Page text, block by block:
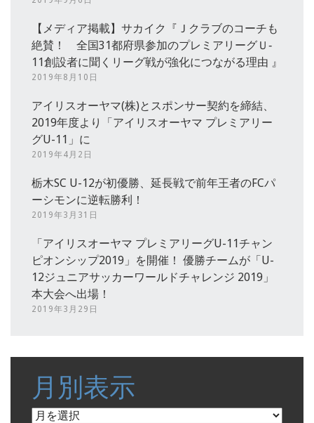
【メディア掲載】サカイク『Ｊクラブのコーチも
絶賛！ 全国31都府県参加のプレミアリーグＵ‐
11創設者に聞くリーグ戦が強化につながる理由 』
2019年8月10日
アイリスオーヤマ(株)とスポンサー契約を締結、
2019年度より「アイリスオーヤマ プレミアリー
グU-11」に
2019年4月2日
栃木SC U-12が初優勝、延長戦で前年王者のFCパ
ーシモンに逆転勝利！
2019年3月31日
「アイリスオーヤマ プレミアリーグU-11チャン
ピオンシップ2019」を開催！ 優勝チームが「U-
12ジュニアサッカーワールドチャレンジ 2019」
本大会へ出場！
2019年3月29日
月別表示
月